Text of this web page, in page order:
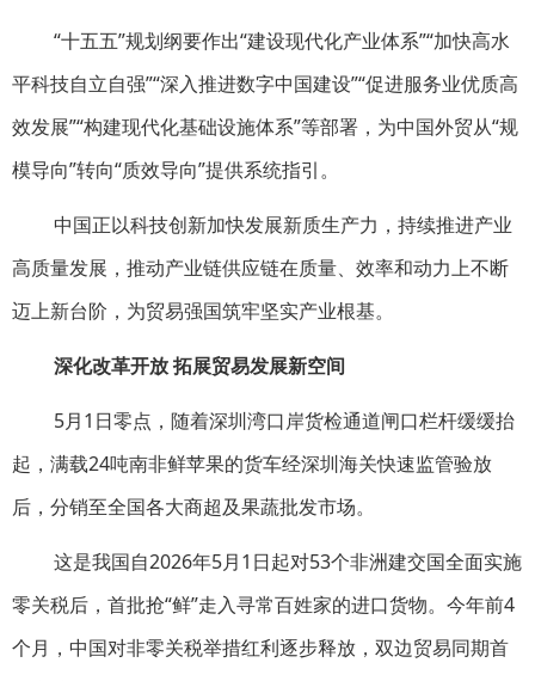
“十五五”规划纲要作出“建设现代化产业体系”“加快高水
平科技自立自强”“深入推进数字中国建设”“促进服务业优质高
效发展”“构建现代化基础设施体系”等部署，为中国外贸从“规
模导向”转向“质效导向”提供系统指引。
中国正以科技创新加快发展新质生产力，持续推进产业
高质量发展，推动产业链供应链在质量、效率和动力上不断
迈上新台阶，为贸易强国筑牢坚实产业根基。
深化改革开放 拓展贸易发展新空间
5月1日零点，随着深圳湾口岸货检通道闸口栏杆缓缓抬
起，满载24吨南非鲜苹果的货车经深圳海关快速监管验放
后，分销至全国各大商超及果蔬批发市场。
这是我国自2026年5月1日起对53个非洲建交国全面实施
零关税后，首批抢“鲜”走入寻常百姓家的进口货物。今年前4
个月，中国对非零关税举措红利逐步释放，双边贸易同期首